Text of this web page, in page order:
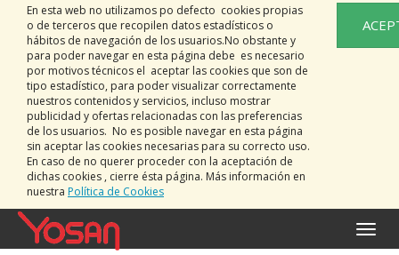
En esta web no utilizamos po defecto cookies propias
o de terceros que recopilen datos estadísticos o
hábitos de navegación de los usuarios.No obstante y
para poder navegar en esta página debe es necesario
por motivos técnicos el aceptar las cookies que son de
tipo estadístico, para poder visualizar correctamente
nuestros contenidos y servicios, incluso mostrar
publicidad y ofertas relacionadas con las preferencias
de los usuarios. No es posible navegar en esta página
sin aceptar las cookies necesarias para su correcto uso.
En caso de no querer proceder con la aceptación de
dichas cookies , cierre ésta página. Más información en
nuestra Política de Cookies
Toggle